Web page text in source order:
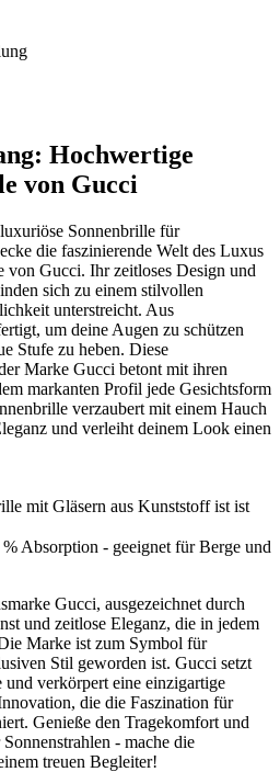
Hochwertige
von Gucci
Sonnenbrille für
die faszinierende Welt des Luxus
von Gucci. Ihr zeitloses Design und
sich zu einem stilvollen
unterstreicht. Aus
um deine Augen zu schützen
Stufe zu heben. Diese
Marke Gucci betont mit ihren
markanten Profil jede Gesichtsform
verzaubert mit einem Hauch
und verleiht deinem Look einen
mit Gläsern aus Kunststoff ist ist
Absorption - geeignet für Berge und
Gucci, ausgezeichnet durch
und zeitlose Eleganz, die in jedem
Marke ist zum Symbol für
Stil geworden ist. Gucci setzt
verkörpert eine einzigartige
die die Faszination für
Genieße den Tragekomfort und
- mache die
treuen Begleiter!